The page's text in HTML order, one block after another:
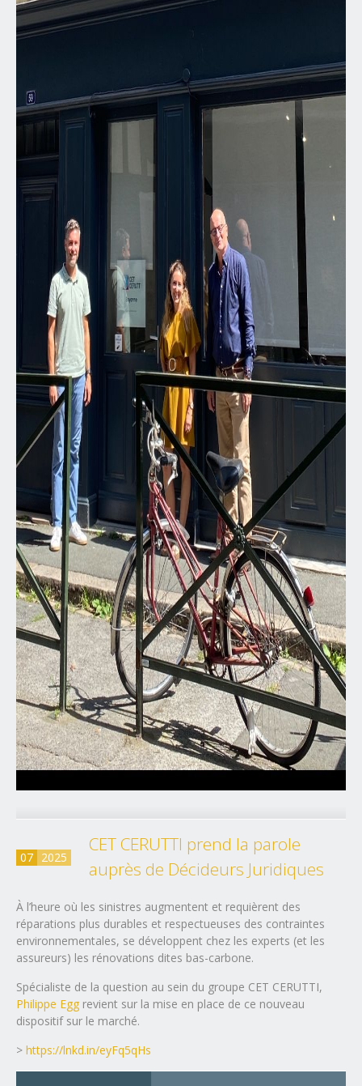
07 2025
CET CERUTTI prend la parole
auprès de Décideurs Juridiques
À l’heure où les sinistres augmentent et requièrent des
réparations plus durables et respectueuses des contraintes
environnementales, se développent chez les experts (et les
assureurs) les rénovations dites bas-carbone.
Spécialiste de la question au sein du groupe CET CERUTTI,
Philippe Egg revient sur la mise en place de ce nouveau
dispositif sur le marché.
> https://lnkd.in/eyFq5qHs